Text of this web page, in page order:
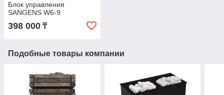
Блок управления
SANGENS W6-9
398 000 ₸
Подобные товары компании